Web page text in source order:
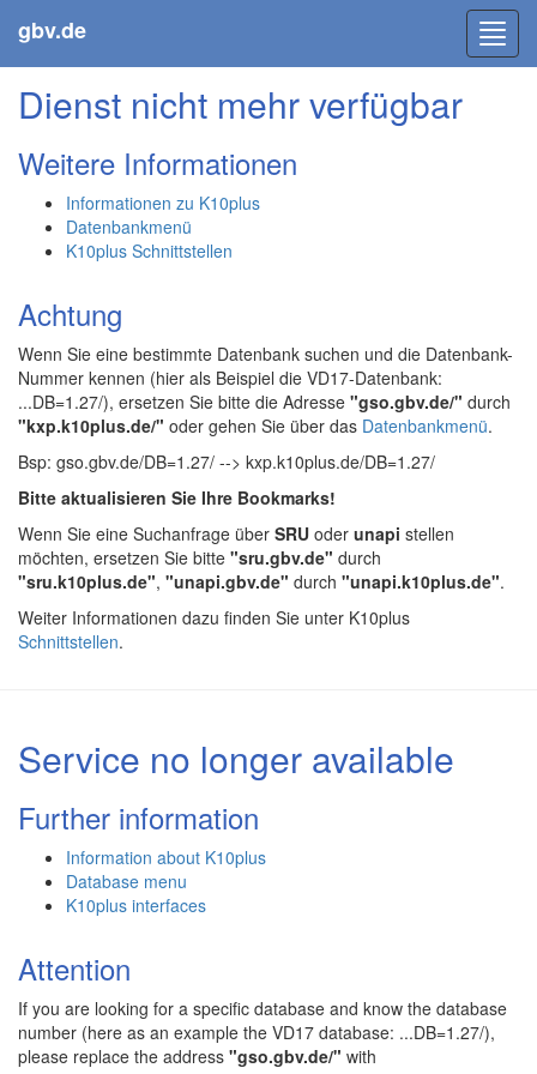
gbv.de
Dienst nicht mehr verfügbar
Weitere Informationen
Informationen zu K10plus
Datenbankmenü
K10plus Schnittstellen
Achtung
Wenn Sie eine bestimmte Datenbank suchen und die Datenbank-
Nummer kennen (hier als Beispiel die VD17-Datenbank:
...DB=1.27/), ersetzen Sie bitte die Adresse "gso.gbv.de/" durch
"kxp.k10plus.de/" oder gehen Sie über das Datenbankmenü.
Bsp: gso.gbv.de/DB=1.27/ --> kxp.k10plus.de/DB=1.27/
Bitte aktualisieren Sie Ihre Bookmarks!
Wenn Sie eine Suchanfrage über SRU oder unapi stellen
möchten, ersetzen Sie bitte "sru.gbv.de" durch
"sru.k10plus.de", "unapi.gbv.de" durch "unapi.k10plus.de".
Weiter Informationen dazu finden Sie unter K10plus
Schnittstellen.
Service no longer available
Further information
Information about K10plus
Database menu
K10plus interfaces
Attention
If you are looking for a specific database and know the database
number (here as an example the VD17 database: ...DB=1.27/),
please replace the address "gso.gbv.de/" with